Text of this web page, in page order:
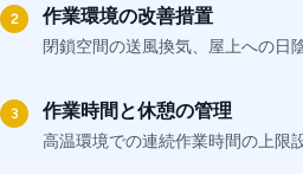
2 作業環境の改善措置
閉鎖空間の送風換気、屋上への日
3 作業時間と休憩の管理
高温環境での連続作業時間の上限